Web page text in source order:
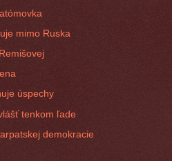
mimo Ruska
úspechy
tenkom ľade
demokracie